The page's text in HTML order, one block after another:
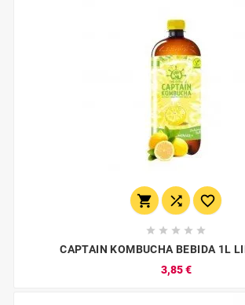
  
    
CAPTAIN KOMBUCHA BEBIDA 1L
3,85 €